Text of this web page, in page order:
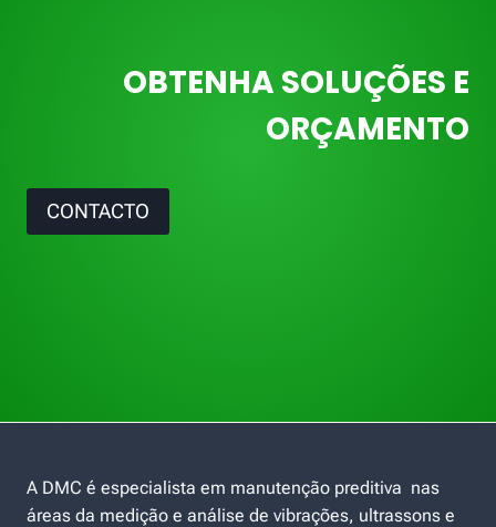
OBTENHA SOLUÇÕES E
ORÇAMENTO
CONTACTO
A DMC é especialista em manutenção preditiva nas
áreas da medição e análise de vibrações, ultrassons e